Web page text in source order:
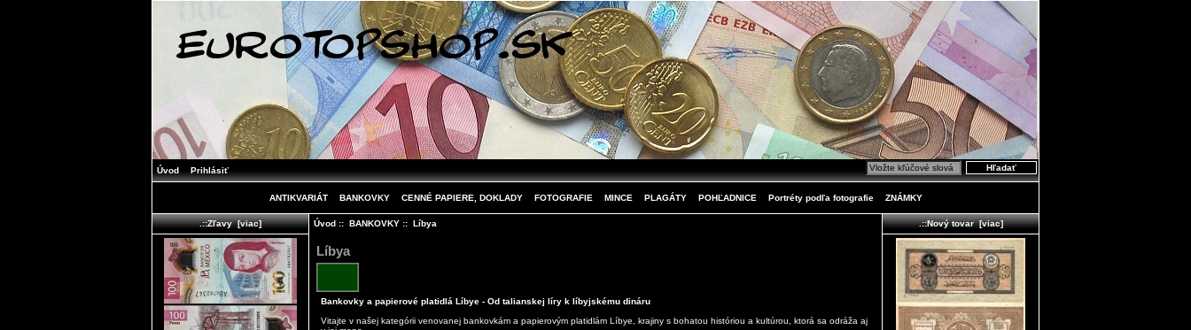
Úvod Prihlásiť
ANTIKVARIÁT BANKOVKY CENNÉ PAPIERE, DOKLADY FOTOGRAFIE MINCE PLAGÁTY POHĽADNICE Portréty podľa fotografie ZNÁMKY
.::Zľavy [viac] Úvod:: BANKOVKY:: Líbya
Líbya
Bankovky a papierové platidlá Líbye - Od talianskej líry k líbyjskému dináru
Vitajte v našej kategórii venovanej bankovkám a papierovým platidlám Líbye, krajiny s bohatou históriou a kultúrou, ktorá sa odráža aj
.::Nový tovar [viac]